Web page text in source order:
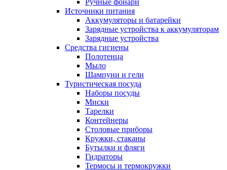
Ручные фонари
Источники питания
Аккумуляторы и батарейки
Зарядные устройства к аккумуляторам
Зарядные устройства
Средства гигиены
Полотенца
Мыло
Шампуни и гели
Туристическая посуда
Наборы посуды
Миски
Тарелки
Контейнеры
Столовые приборы
Кружки, стаканы
Бутылки и фляги
Гидраторы
Термосы и термокружки